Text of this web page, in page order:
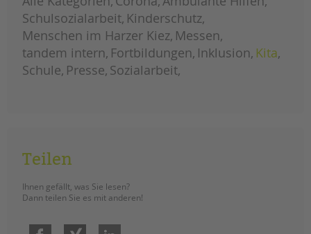
Bereiche im Überblick
Kinder- und Jugendschutz
Unsere Videos
Gesellschafter VdK
schoolcoach BTL
tandem als Arbeitgeberin
NEWS/BLOG
Briefe an Kai
Schulsozialarbeit Kinderschutz
Menschen im Harzer Kiez Messen
tandem intern Fortbildungen Inklusion Kita
Schule Presse Sozialarbeit
Teilen
Ihnen gefällt, was Sie lesen?
Dann teilen Sie es mit anderen!
Facebook